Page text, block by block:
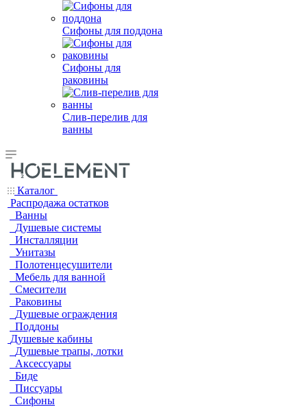
Сифоны для поддона
Сифоны для
раковины
Слив-перелив для
ванны
Каталог
Распродажа остатков
Ванны
Душевые системы
Инсталляции
Унитазы
Полотенцесушители
Мебель для ванной
Смесители
Раковины
Душевые ограждения
Поддоны
Душевые кабины
Душевые трапы, лотки
Аксессуары
Биде
Писсуары
Сифоны